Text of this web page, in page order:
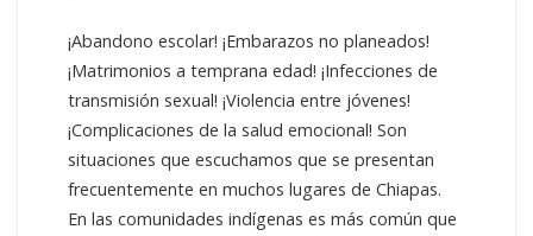
¡Abandono escolar! ¡Embarazos no planeados!
¡Matrimonios a temprana edad! ¡Infecciones de
transmisión sexual! ¡Violencia entre jóvenes!
¡Complicaciones de la salud emocional! Son
situaciones que escuchamos que se presentan
frecuentemente en muchos lugares de Chiapas.
En las comunidades indígenas es más común que